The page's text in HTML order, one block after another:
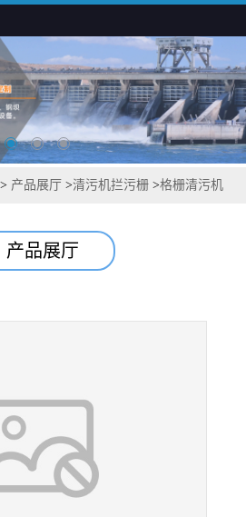
> 产品展厅 >清污机拦污栅 >格栅清污机
产品展厅